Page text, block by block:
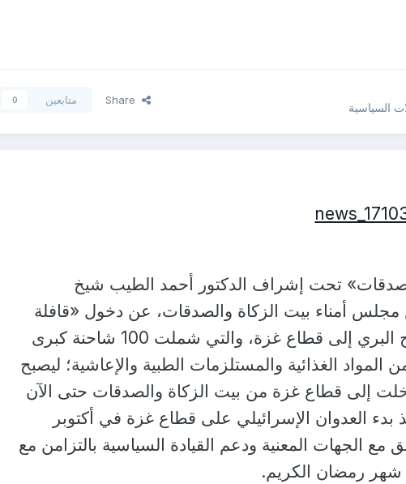
السياسية
Share متابعين 0
تحت إشراف الدكتور أحمد الطيب شيخ
مجلس أمناء بيت الزكاة والصدقات، عن دخول «قافلة
رمضان» من ميناء رفح البري إلى قطاع غزة، والتي شملت 100 شاحنة كبرى
2000 طن من المواد الغذائية والمستلزمات الطبية والإعاشية؛ ليصبح
إلى قطاع غزة من بيت الزكاة والصدقات حتى الآن
بدء العدوان الإسرائيلي على قطاع غزة في أكتوبر
مع الجهات المعنية ودعم القيادة السياسية بالتزامن مع
شهر رمضان الكريم.